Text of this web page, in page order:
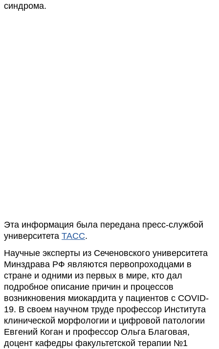
синдрома.
Эта информация была передана пресс-службой
университета ТАСС.
Научные эксперты из Сеченовского университета
Минздрава РФ являются первопроходцами в
стране и одними из первых в мире, кто дал
подробное описание причин и процессов
возникновения миокардита у пациентов с COVID-
19. В своем научном труде профессор Институтa
клинической морфологии и цифровой патологии
Евгений Коган и профессор Ольгa Благoвая,
доцент кaфедры факультетской терапии №1